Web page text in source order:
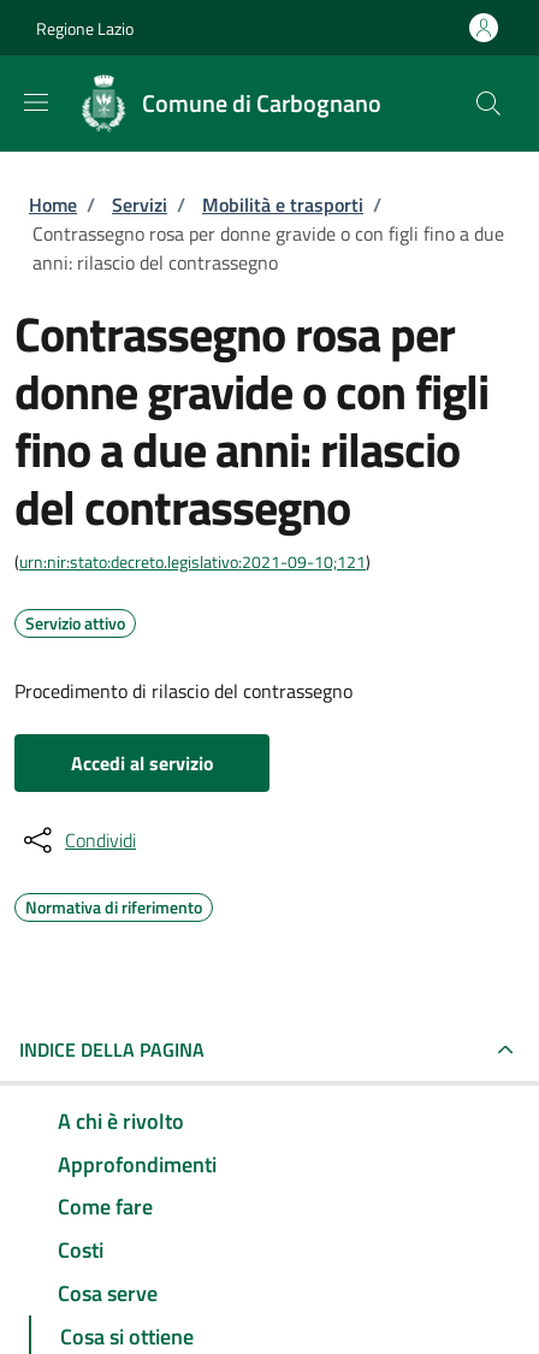
Regione Lazio
Comune di Carbognano
Briciole di pane
Home / Servizi / Mobilità e trasporti /
Contrassegno rosa per donne gravide o con figli fino a due
anni: rilascio del contrassegno
Contrassegno rosa per
donne gravide o con figli
fino a due anni: rilascio
del contrassegno
(urn:nir:stato:decreto.legislativo:2021-09-10;121)
Servizio attivo
Procedimento di rilascio del contrassegno
Accedi al servizio
Condividi
Normativa di riferimento
INDICE DELLA PAGINA
A chi è rivolto
Approfondimenti
Come fare
Costi
Cosa serve
Cosa si ottiene